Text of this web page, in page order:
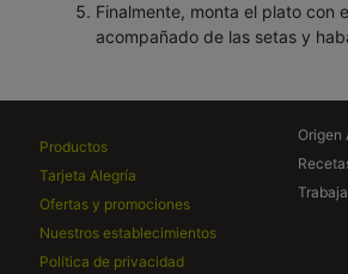
Finalmente, monta el plato con
acompañado de las setas y
Productos
Tarjeta Alegría
Ofertas y promociones
Nuestros establecimientos
Política de privacidad
Origen